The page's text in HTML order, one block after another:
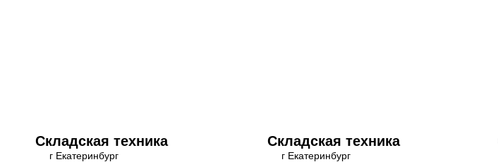
Складская техника
г Екатеринбург
Складская техника
г Екатеринбург